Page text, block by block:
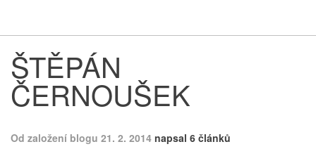
ŠTĚPÁN
ČERNOUŠEK
Od založení blogu 21. 2. 2014 napsal 6 článků